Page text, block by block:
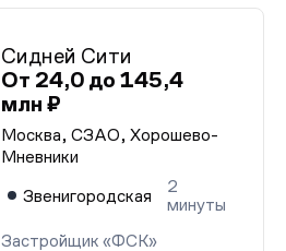
Сидней Сити
От 24,0 до 145,4
млн ₽
Москва, СЗАО, Хорошево-
Мневники
Звенигородская
2
минуты
Застройщик «ФСК»